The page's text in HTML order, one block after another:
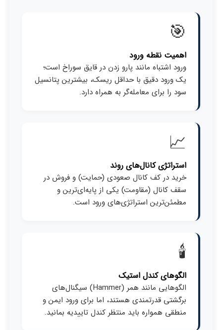
🎯
اهمیت نقطه ورود
ورود اشتباه مانند پارو زدن در قایق سوراخ است؛
یک ورود دقیق با حداقل ریسک، بیشترین پتانسیل
سود را برای معامله‌گر به همراه دارد.
📈
استراتژی کانال‌های روند
خرید در کف کانال صعودی (حمایت) و فروش در
سقف کانال (مقاومت) یکی از پایه‌ای‌ترین و
مطمئن‌ترین استراتژی‌های ورود است.
🕯️
الگوهای کندل استیک
الگوهایی مانند همر (Hammer) سیگنال‌های
برگشتی قدرتمندی هستند، اما برای ورود ایمن و
منطقی همواره باید منتظر کندل تاییدیه بمانید.